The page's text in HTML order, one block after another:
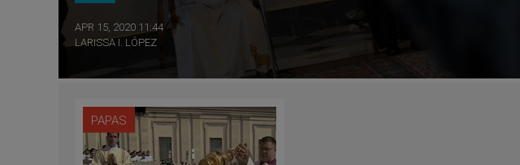
APR 15, 2020 11:44
LARISSA I. LÓPEZ
PAPAS